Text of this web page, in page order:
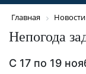
Главная Новости
Непогода
С 17 по 19